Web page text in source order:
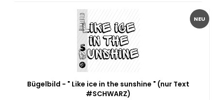
NEU
Bügelbild - " Like ice in the sunshine " (nur Text
#SCHWARZ)